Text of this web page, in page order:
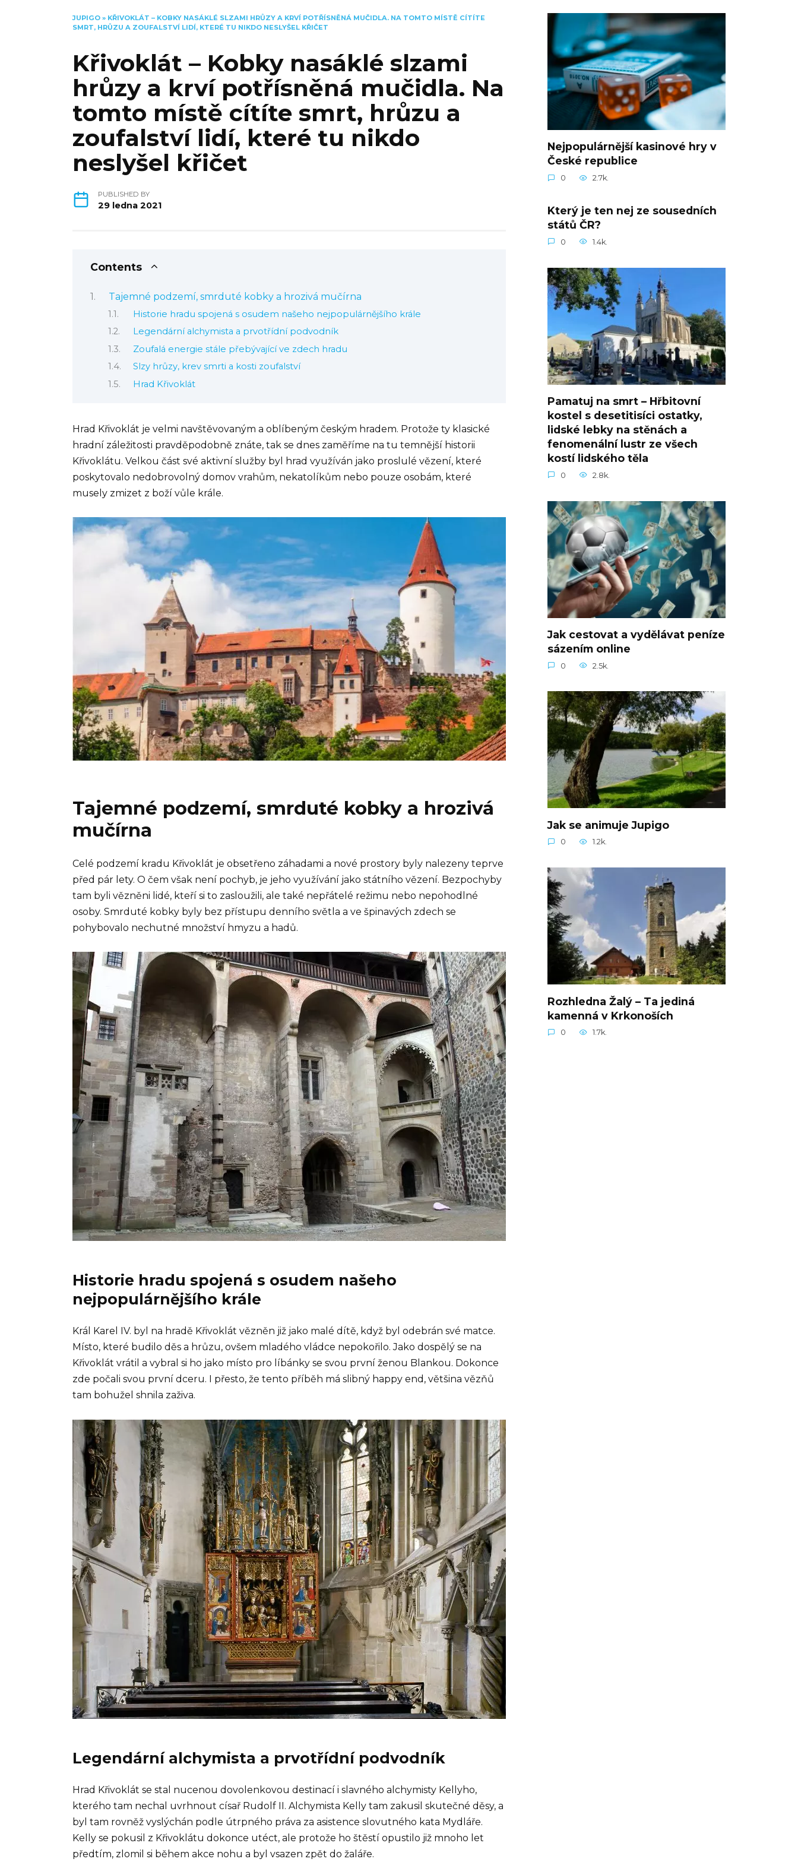
JUPIGO » KŘIVOKLÁT – KOBKY NASÁKLÉ SLZAMI HRŮZY A KRVÍ POTŘÍSNĚNÁ MUČIDLA. NA TOMTO MÍSTĚ CÍTÍTE
SMRT, HRŮZU A ZOUFALSTVÍ LIDÍ, KTERÉ TU NIKDO NESLYŠEL KŘIČET
Křivoklát – Kobky nasáklé slzami
hrůzy a krví potřísněná mučidla. Na
tomto místě cítíte smrt, hrůzu a
zoufalství lidí, které tu nikdo
neslyšel křičet
PUBLISHED BY
29 ledna 2021
Contents
Tajemné podzemí, smrduté kobky a hrozivá mučírna
Historie hradu spojená s osudem našeho nejpopulárnějšího krále
Legendární alchymista a prvotřídní podvodník
Zoufalá energie stále přebývající ve zdech hradu
Slzy hrůzy, krev smrti a kosti zoufalství
Hrad Křivoklát
Hrad Křivoklát je velmi navštěvovaným a oblíbeným českým hradem. Protože ty klasické
hradní záležitosti pravděpodobně znáte, tak se dnes zaměříme na tu temnější historii
Křivoklátu. Velkou část své aktivní služby byl hrad využíván jako proslulé vězení, které
poskytovalo nedobrovolný domov vrahům, nekatolíkům nebo pouze osobám, které
musely zmizet z boží vůle krále.
Tajemné podzemí, smrduté kobky a hrozivá
mučírna
Celé podzemí kradu Křivoklát je obsetřeno záhadami a nové prostory byly nalezeny teprve
před pár lety. O čem však není pochyb, je jeho využívání jako státního vězení. Bezpochyby
tam byli vězněni lidé, kteří si to zasloužili, ale také nepřátelé režimu nebo nepohodlné
osoby. Smrduté kobky byly bez přístupu denního světla a ve špinavých zdech se
pohybovalo nechutné množství hmyzu a hadů.
Historie hradu spojená s osudem našeho
nejpopulárnějšího krále
Král Karel IV. byl na hradě Křivoklát vězněn již jako malé dítě, když byl odebrán své matce.
Místo, které budilo děs a hrůzu, ovšem mladého vládce nepokořilo. Jako dospělý se na
Křivoklát vrátil a vybral si ho jako místo pro líbánky se svou první ženou Blankou. Dokonce
zde počali svou první dceru. I přesto, že tento příběh má slibný happy end, většina vězňů
tam bohužel shnila zaživa.
Legendární alchymista a prvotřídní podvodník
Hrad Křivoklát se stal nucenou dovolenkovou destinací i slavného alchymisty Kellyho,
kterého tam nechal uvrhnout císař Rudolf II. Alchymista Kelly tam zakusil skutečné děsy, a
byl tam rovněž vyslýchán podle útrpného práva za asistence slovutného kata Mydláře.
Kelly se pokusil z Křivoklátu dokonce utéct, ale protože ho štěstí opustilo již mnoho let
předtím, zlomil si během akce nohu a byl vsazen zpět do žaláře.
Nejpopulárnější kasinové hry v
České republice
0 2.7k.
Který je ten nej ze sousedních
států ČR?
0 1.4k.
Pamatuj na smrt – Hřbitovní
kostel s desetitisíci ostatky,
lidské lebky na stěnách a
fenomenální lustr ze všech
kostí lidského těla
0 2.8k.
Jak cestovat a vydělávat peníze
sázením online
0 2.5k.
Jak se animuje Jupigo
0 1.2k.
Rozhledna Žalý – Ta jediná
kamenná v Krkonoších
0 1.7k.